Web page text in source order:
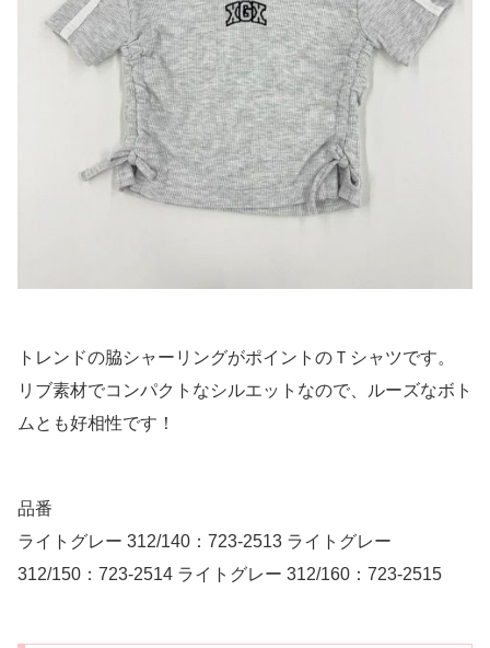
トレンドの脇シャーリングがポイントのＴシャツです。
リブ素材でコンパクトなシルエットなので、ルーズなボト
ムとも好相性です！
品番
ライトグレー 312/140：723-2513 ライトグレー
312/150：723-2514 ライトグレー 312/160：723-2515